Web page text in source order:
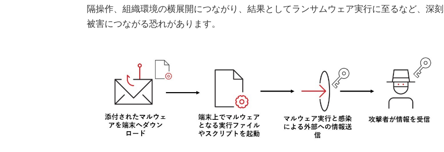
隔操作、組織環境の横展開につながり、結果としてランサムウェア実行に至るなど、深
被害につながる恐れがあります。